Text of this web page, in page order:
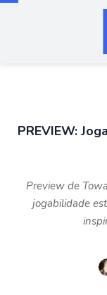
PREVIEW:
Preview de
jogabilidade